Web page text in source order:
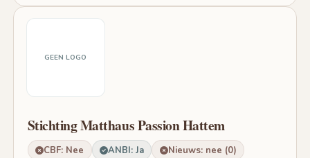
GEEN LOGO
Stichting Matthaus Passion Hattem
CBF: Nee ANBI: Ja Nieuws: nee (0)